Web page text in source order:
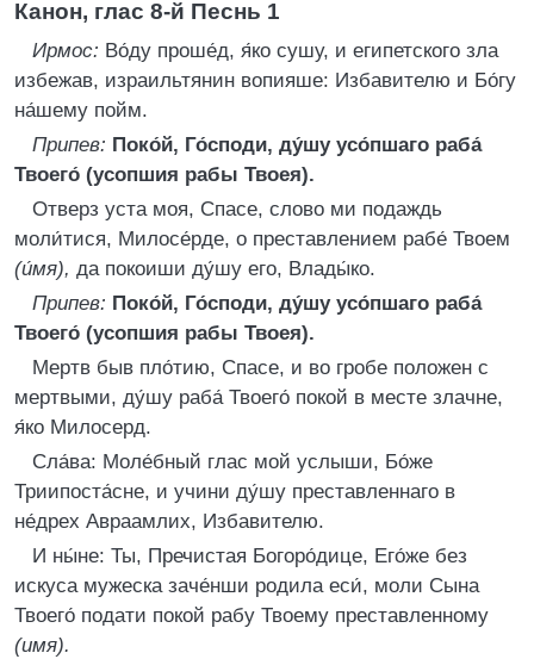
Канон, глас 8-й Песнь 1
Ирмос: Во́ду проше́д, я́ко сушу, и египетского зла
избежав, израильтянин вопияше: Избавителю и Бо́гу
на́шему пойм.
Припев: Поко́й, Го́споди, ду́шу усо́пшаго раба́
Твоего́ (усопшия рабы Твоея).
Отверз уста моя, Спасе, слово ми подаждь
моли́тися, Милосе́рде, о преставлением рабе́ Твоем
(и́мя), да покоиши ду́шу его, Влады́ко.
Припев: Поко́й, Го́споди, ду́шу усо́пшаго раба́
Твоего́ (усопшия рабы Твоея).
Мертв быв пло́тию, Спасе, и во гробе положен с
мертвыми, ду́шу раба́ Твоего́ покой в месте злачне,
я́ко Милосерд.
Сла́ва: Моле́бный глас мой услыши, Бо́же
Триипоста́сне, и учини ду́шу преставленнаго в
не́дрех Авраамлих, Избавителю.
И ны́не: Ты, Пречистая Богоро́дице, Его́же без
искуса мужеска заче́нши родила еси́, моли Сына
Твоего́ подати покой рабу Твоему преставленному
(имя).